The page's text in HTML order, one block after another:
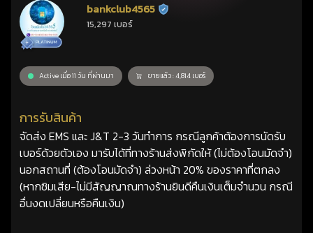
bankclub4565 ร้านยืนยันแล้ว
15,297 เบอร์
Active เมื่อ 11 วัน ที่ผ่านมา ขายแล้ว : 4,814 เบอร์
การรับสินค้า
จัดส่ง EMS และ J&T 2-3 วันทำการ กรณีลูกค้าต้องการนัดรับ
เบอร์ด้วยตัวเอง มารับได้ที่ทางร้านส่งพิกัดให้ (ไม่ต้องโอนมัดจำ)
นอกสถานที่ (ต้องโอนมัดจำ) ล่วงหน้า 20% ของราคาที่ตกลง
(หากซิมเสีย-ไม่มีสัญญาณทางร้านยินดีคืนเงินเต็มจำนวน กรณี
อื่นงดเปลี่ยนหรือคืนเงิน)